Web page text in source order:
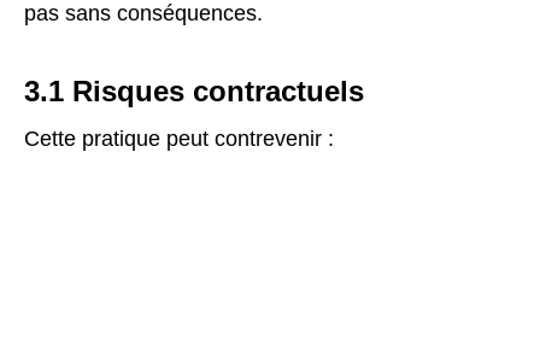
pas sans conséquences.
3.1 Risques contractuels
Cette pratique peut contrevenir :